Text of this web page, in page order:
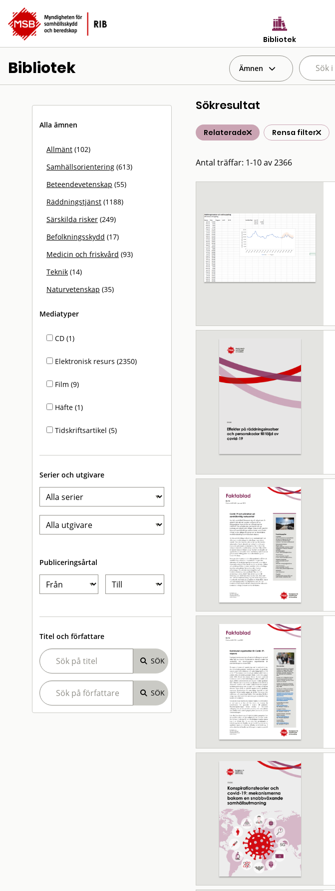
Bibliotek
Bibliotek Ämnen
Alla ämnen
Allmänt (102)
Samhällsorientering (613)
Beteendevetenskap (55)
Räddningstjänst (1188)
Särskilda risker (249)
Befolkningsskydd (17)
Medicin och friskvård (93)
Teknik (14)
Naturvetenskap (35)
Mediatyper
CD (1)
Elektronisk resurs (2350)
Film (9)
Häfte (1)
Tidskriftsartikel (5)
Serier och utgivare
Publiceringsårtal
Titel och författare
Sökresultat
Relaterade Rensa filter
Antal träffar: 1-10 av 2366